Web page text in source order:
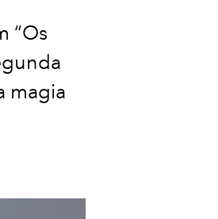
“Os
magia